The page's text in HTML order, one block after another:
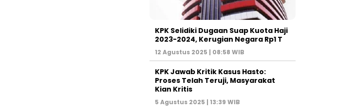
KPK Selidiki Dugaan Suap Kuota Haji
2023-2024, Kerugian Negara Rp1 T
12 Agustus 2025 | 08:58 WIB
KPK Jawab Kritik Kasus Hasto:
Proses Telah Teruji, Masyarakat
Kian Kritis
5 Agustus 2025 | 13:39 WIB